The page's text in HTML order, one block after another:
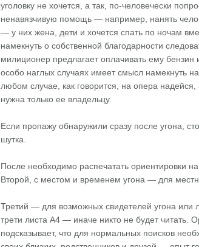
уголовку не хочется, а так, по-человечески
ненавязчивую помощь — например, нанять
— у них жена, дети и хочется спать по ночам
намекнуть о собственной благодарности
милиционер предлагает оплачивать ему
особо наглых случаях имеет смысл намекнуть
любом случае, как говорится, на опера
нужна только ее владельцу.
Если пропажу обнаружили сразу после угона,
шутка.
После необходимо распечатать ориентировки
Второй, с местом и временем угона — для
Третий — для возможных свидетелей угона или
трети листа А4 — иначе никто не будет читать.
подсказывает, что для нормальных поисков